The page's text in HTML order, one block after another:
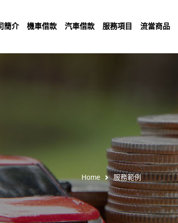
簡介 機車借款 汽車借款 服務項目 流當商品
Home 服務範例